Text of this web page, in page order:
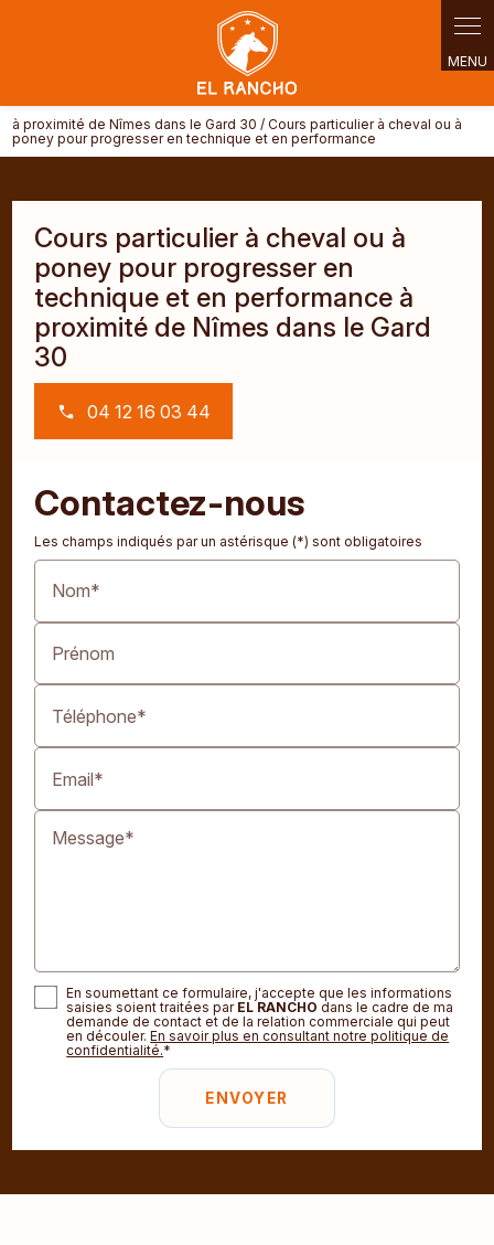
à proximité de Nîmes dans le Gard 30 / Cours particulier à cheval ou à
poney pour progresser en technique et en performance
Cours particulier à cheval ou à
poney pour progresser en
technique et en performance à
proximité de Nîmes dans le Gard
30
04 12 16 03 44
Contactez-nous
Les champs indiqués par un astérisque (*) sont obligatoires
Nom*
Prénom
Téléphone*
Email*
Message*
En soumettant ce formulaire, j'accepte que les informations
saisies soient traitées par EL RANCHO dans le cadre de ma
demande de contact et de la relation commerciale qui peut
en découler.En savoir plus en consultant notre politique de
confidentialité.*
Panneau de gestion des cookies